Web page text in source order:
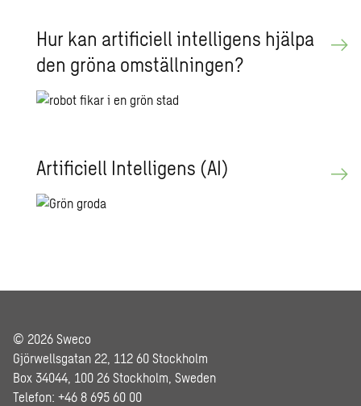
Hur kan ar­ti­fi­ci­ell in­tel­li­gens hjäl­pa
den gröna om­ställ­ning­en?
Ar­ti­fi­ci­ell In­tel­li­gens (AI)
© 2026 Sweco
Gjörwellsgatan 22, 112 60 Stockholm
Box 34044, 100 26 Stockholm, Sweden
Telefon: +46 8 695 60 00